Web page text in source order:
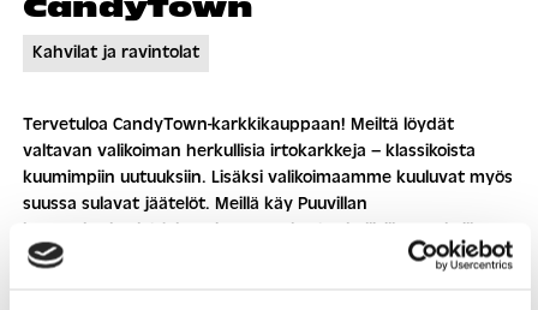
CandyTown
Kahvilat ja ravintolat
Tervetuloa CandyTown-karkkikauppaan! Meiltä löydät
valtavan valikoiman herkullisia irtokarkkeja – klassikoista
kuumimpiin uutuuksiin. Lisäksi valikoimaamme kuuluvat myös
suussa sulavat jäätelöt. Meillä käy Puuvillan
kauppakeskuslahjakortti. Tervetuloa herkullisille ostoksille!